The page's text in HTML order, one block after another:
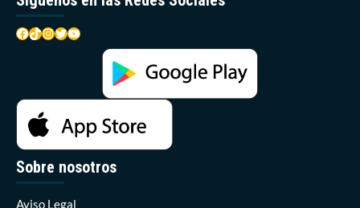
Facebook
TikTok
Instagram
Twitter
YouTube
Sobre nosotros
Aviso Legal